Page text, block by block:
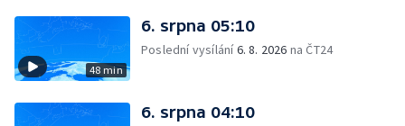
48 min
6. srpna 05:10
Poslední vysílání6. 8. 2026 na ČT24
6. srpna 04:10